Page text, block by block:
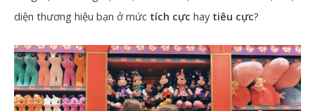
diện thương hiệu bạn ở mức tích cực hay tiêu cực?